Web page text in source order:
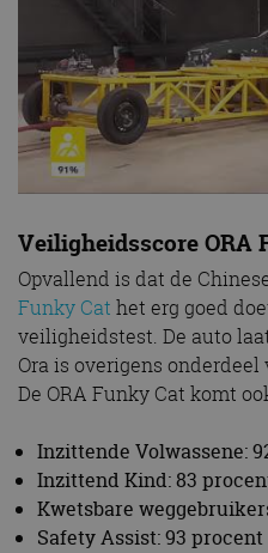
Veiligheidsscore ORA
Opvallend is dat de
Funky Cat het erg goed
veiligheidstest. De auto
Ora is overigens
De ORA Funky Cat komt
Inzittende Volwassene:
Inzittend Kind: 83
Kwetsbare
Safety Assist: 93 procent